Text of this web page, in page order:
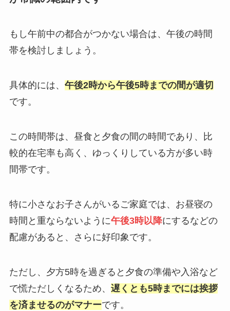
もし午前中の都合がつかない場合は、午後の時間
帯を検討しましょう。
具体的には、 午後2時から午後5時までの間が適切
です。
この時間帯は、昼食と夕食の間の時間であり、比
較的在宅率も高く、ゆっくりしている方が多い時
間帯です。
特に小さなお子さんがいるご家庭では、お昼寝の
時間と重ならないように午後3時以降にするなどの
配慮があると、さらに好印象です。
ただし、夕方5時を過ぎると夕食の準備や入浴など
で慌ただしくなるため、 遅くとも5時までには挨拶
を済ませるのがマナーです。